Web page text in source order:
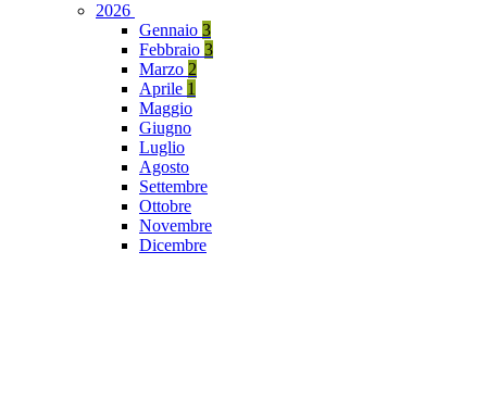
2026
Gennaio 3
Febbraio 3
Marzo 2
Aprile 1
Maggio
Giugno
Luglio
Agosto
Settembre
Ottobre
Novembre
Dicembre